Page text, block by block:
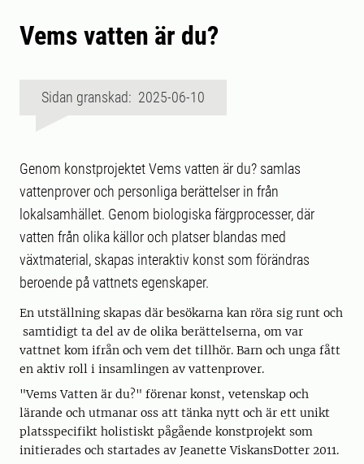
Vems vatten är du?
Sidan granskad: 2025-06-10
Genom konstprojektet Vems vatten är du? samlas
vattenprover och personliga berättelser in från
lokalsamhället. Genom biologiska färgprocesser, där
vatten från olika källor och platser blandas med
växtmaterial, skapas interaktiv konst som förändras
beroende på vattnets egenskaper.
En utställning skapas där besökarna kan röra sig runt och
samtidigt ta del av de olika berättelserna, om var
vattnet kom ifrån och vem det tillhör. Barn och unga fått
en aktiv roll i insamlingen av vattenprover.
"Vems Vatten är du?" förenar konst, vetenskap och
lärande och utmanar oss att tänka nytt och är ett unikt
platsspecifikt holistiskt pågående konstprojekt som
initierades och startades av Jeanette ViskansDotter 2011.